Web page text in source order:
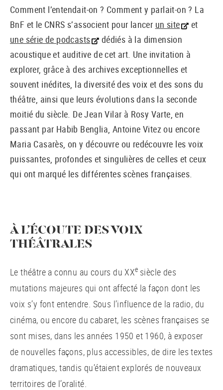
Comment l’entendait-on ? Comment y parlait-on ? La
BnF et le CNRS s’associent pour lancer un site
et
une série de podcasts
dédiés à la dimension
acoustique et auditive de cet art. Une invitation à
explorer, grâce à des archives exceptionnelles et
souvent inédites, la diversité des voix et des sons du
théâtre, ainsi que leurs évolutions dans la seconde
moitié du siècle. De Jean Vilar à Rosy Varte, en
passant par Habib Benglia, Antoine Vitez ou encore
Maria Casarès, on y découvre ou redécouvre les voix
puissantes, profondes et singulières de celles et ceux
qui ont marqué les différentes scènes françaises.
À L’ÉCOUTE DES VOIX
THÉÂTRALES
Le théâtre a connu au cours du XXe siècle des
mutations majeures qui ont affecté la façon dont les
voix s’y font entendre. Sous l’influence de la radio, du
cinéma, ou encore du cabaret, les scènes françaises se
sont mises, dans les années 1950 et 1960, à exposer
de nouvelles façons, plus accessibles, de dire les textes
dramatiques, tandis qu’étaient explorés de nouveaux
territoires de l’oralité.